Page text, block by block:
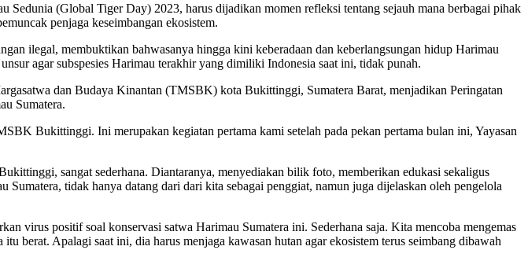
(Global Tiger Day) 2023, harus dijadikan momen refleksi tentang sejauh mana berbagai pihak
penjaga keseimbangan ekosistem.
ilegal, membuktikan bahwasanya hingga kini keberadaan dan keberlangsungan hidup Harimau
agar subspesies Harimau terakhir yang dimiliki Indonesia saat ini, tidak punah.
dan Budaya Kinantan (TMSBK) kota Bukittinggi, Sumatera Barat, menjadikan Peringatan
Sumatera.
Bukittinggi. Ini merupakan kegiatan pertama kami setelah pada pekan pertama bulan ini, Yayasan
sangat sederhana. Diantaranya, menyediakan bilik foto, memberikan edukasi sekaligus
tidak hanya datang dari dari kita sebagai penggiat, namun juga dijelaskan oleh pengelola
virus positif soal konservasi satwa Harimau Sumatera ini. Sederhana saja. Kita mencoba mengemas
berat. Apalagi saat ini, dia harus menjaga kawasan hutan agar ekosistem terus seimbang dibawah